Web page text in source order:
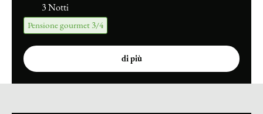
3 Notti
Pensione gourmet 3/4
di più